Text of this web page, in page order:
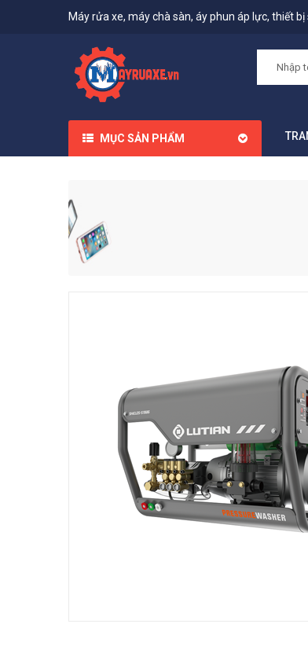
Máy rửa xe, máy chà sàn, áy phun áp lực, thiết
MỤC SẢN PHẨM